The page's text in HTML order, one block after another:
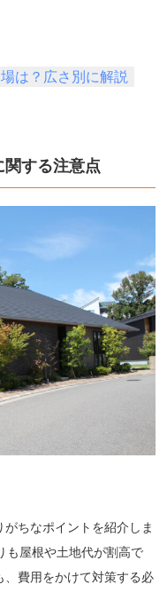
は？広さ別に解説
する注意点
ちなポイントを紹介しま
も屋根や土地代が割高で
費用をかけて対策する必